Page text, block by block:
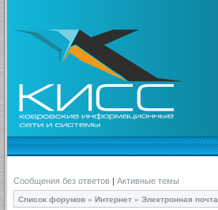
Сообщения без ответов | Активные темы
Список форумов » Интернет » Электронная почта